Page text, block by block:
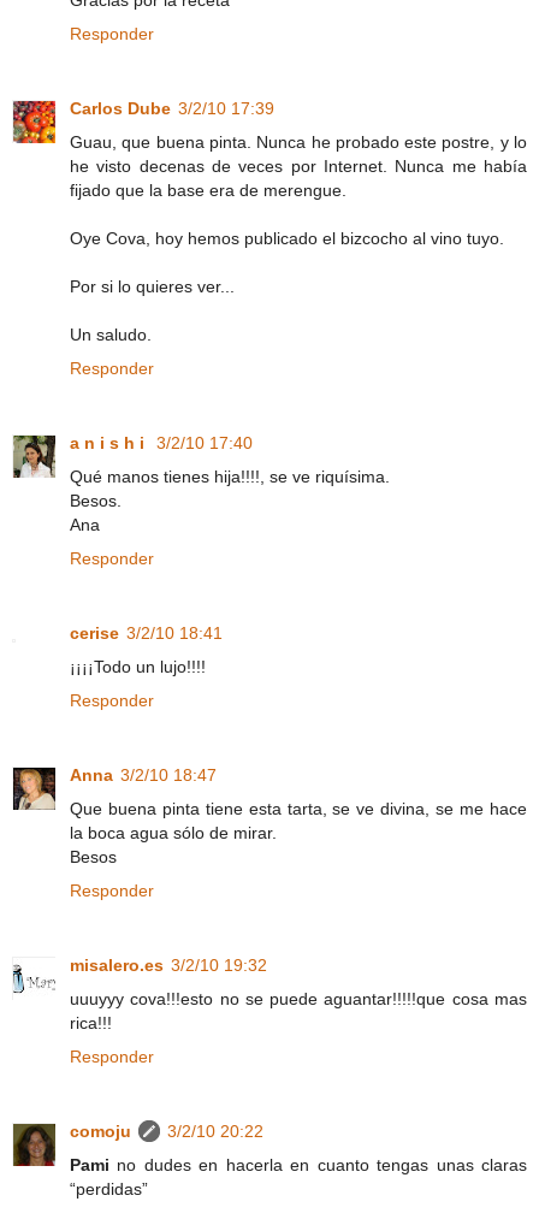
Responder
Carlos Dube 3/2/10 17:39
Guau, que buena pinta. Nunca he probado este postre, y lo
he visto decenas de veces por Internet. Nunca me había
fijado que la base era de merengue.
Oye Cova, hoy hemos publicado el bizcocho al vino tuyo.
Por si lo quieres ver...
Un saludo.
Responder
a n i s h i
3/2/10 17:40
Qué manos tienes hija!!!!, se ve riquísima.
Besos.
Ana
Responder
cerise 3/2/10 18:41
¡¡¡¡Todo un lujo!!!!
Responder
Anna 3/2/10 18:47
Que buena pinta tiene esta tarta, se ve divina, se me hace
la boca agua sólo de mirar.
Besos
Responder
misalero.es 3/2/10 19:32
uuuyyy cova!!!esto no se puede aguantar!!!!!que cosa mas
rica!!!
Responder
comoju
3/2/10 20:22
Pami no dudes en hacerla en cuanto tengas unas claras
“perdidas”